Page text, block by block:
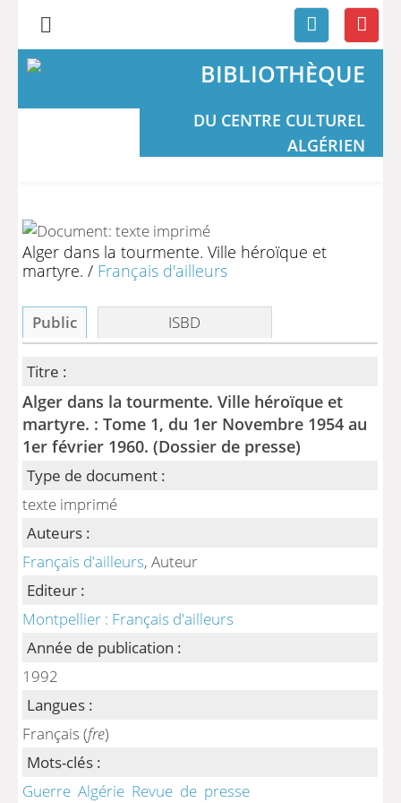
BIBLIOTHÈQUE
DU CENTRE CULTUREL
ALGÉRIEN
Alger dans la tourmente. Ville héroïque et
martyre. / Français d'ailleurs
Public ISBD
Titre :
Alger dans la tourmente. Ville héroïque et
martyre. : Tome 1, du 1er Novembre 1954 au
1er février 1960. (Dossier de presse)
Type de document :
texte imprimé
Auteurs :
Français d'ailleurs, Auteur
Editeur :
Montpellier : Français d'ailleurs
Année de publication :
1992
Langues :
Français (fre)
Mots-clés :
Guerre Algérie Revue de presse